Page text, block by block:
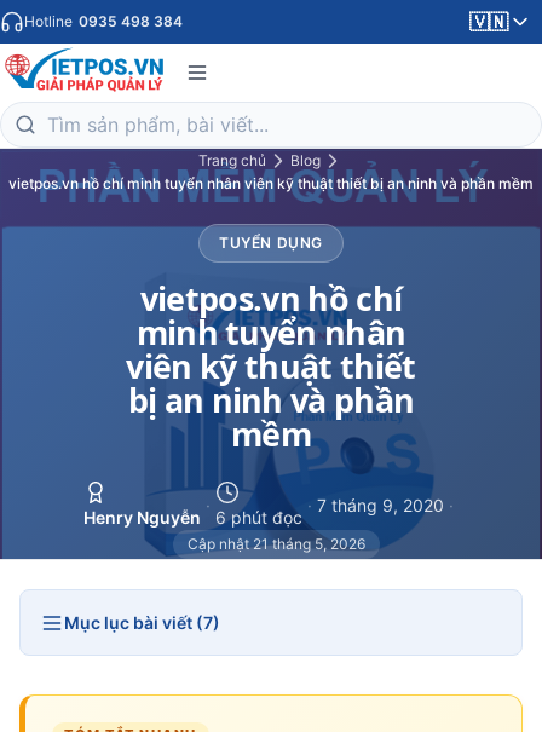
Hotline 0935 498 384 🇻🇳
Trang chủ
Blog
vietpos.vn hồ chí minh tuyển nhân viên kỹ thuật thiết bị an ninh và phần mềm
TUYỂN DỤNG
vietpos.vn hồ chí
minh tuyển nhân
viên kỹ thuật thiết
bị an ninh và phần
mềm
Henry Nguyễn
·
6 phút đọc
· 7 tháng 9, 2020 ·
Cập nhật 21 tháng 5, 2026
Mục lục bài viết (7)